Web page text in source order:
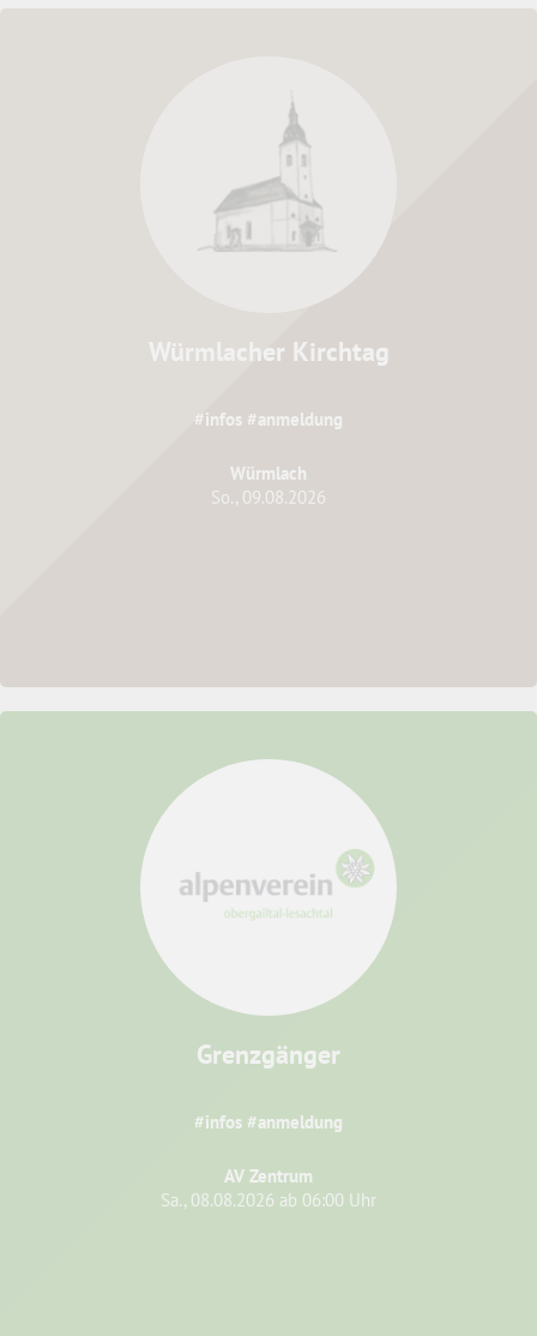
Würmlacher Kirchtag
#infos #anmeldung
Würmlach
So., 09.08.2026
Grenzgänger
#infos #anmeldung
AV Zentrum
Sa., 08.08.2026 ab 06:00 Uhr